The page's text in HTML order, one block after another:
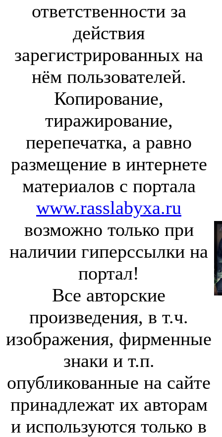
ответственности за
действия
зарегистрированных на
нём пользователей.
Копирование,
тиражирование,
перепечатка, а равно
размещение в интернете
материалов с портала
www.rasslabyxa.ru
возможно только при
наличии гиперссылки на
портал!
Все авторские
произведения, в т.ч.
изображения, фирменные
знаки и т.п.
опубликованные на сайте
принадлежат их авторам
и используются только в